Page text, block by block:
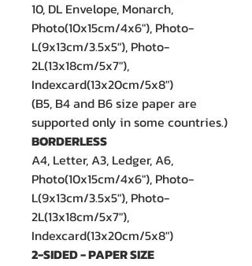
10, DL Envelope, Monarch,
Photo(10x15cm/4x6"), Photo-
L(9x13cm/3.5x5"), Photo-
2L(13x18cm/5x7"),
Indexcard(13x20cm/5x8")
(B5, B4 and B6 size paper are
supported only in some countries.)
BORDERLESS
A4, Letter, A3, Ledger, A6,
Photo(10x15cm/4x6"), Photo-
L(9x13cm/3.5x5"), Photo-
2L(13x18cm/5x7"),
Indexcard(13x20cm/5x8")
2-SIDED - PAPER SIZE